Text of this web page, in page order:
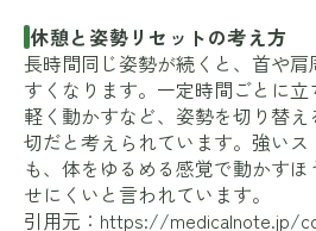
休憩と姿勢リセットの考え方
長時間同じ姿勢が続くと、首や
すくなります。一定時間ごとに
軽く動かすなど、姿勢を切り替
切だと考えられています。強いス
も、体をゆるめる感覚で動かす
せにくいと言われています。
引用元： https://medicalnote.jp/